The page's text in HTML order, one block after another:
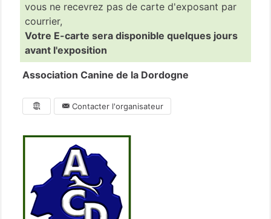
vous ne recevrez pas de carte d'exposant par
courrier,
Votre E-carte sera disponible quelques jours
avant l'exposition
Association Canine de la Dordogne
Contacter l'organisateur